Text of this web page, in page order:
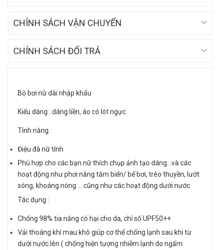
CHÍNH SÁCH VẬN CHUYỂN
CHÍNH SÁCH ĐỔI TRẢ
Bộ bơi nữ dài nhập khẩu
Kiểu dáng : dáng liền, áo có lót ngực
Tính năng :
Điệu đà nữ tính
Phù hợp cho các bạn nữ thích chụp ảnh tạo dáng…và các
hoạt động như phơi nắng tắm biển/ bể bơi, trèo thuyền, lướt
sóng, khoáng nóng … cũng như các hoạt động dưới nước
Tác dụng :
Chống 98% tia nắng có hại cho da, chỉ số UPF50++
Vải thoáng khí mau khô giúp cơ thể chống lạnh sau khi từ
dưới nước lên ( chống hiện tượng nhiễm lạnh do ngấm